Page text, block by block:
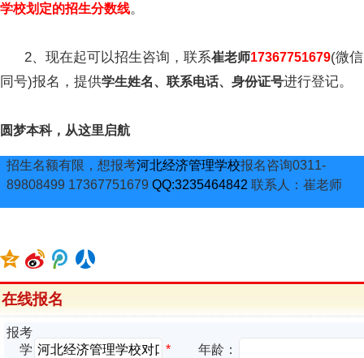
学校划定的招生分数线。
2、现在起可以招生咨询，联系崔老师17367751679(微信
同号)报名，提供学生姓名、联系电话、身份证号进行登记。
圆梦本科，从这里启航
招生名额有限，想报考河北经济管理学校报名咨询0311-
89808499 17367751679 QQ:3235464842 联系人：崔老师
在线报名
报考
学
* 年龄：